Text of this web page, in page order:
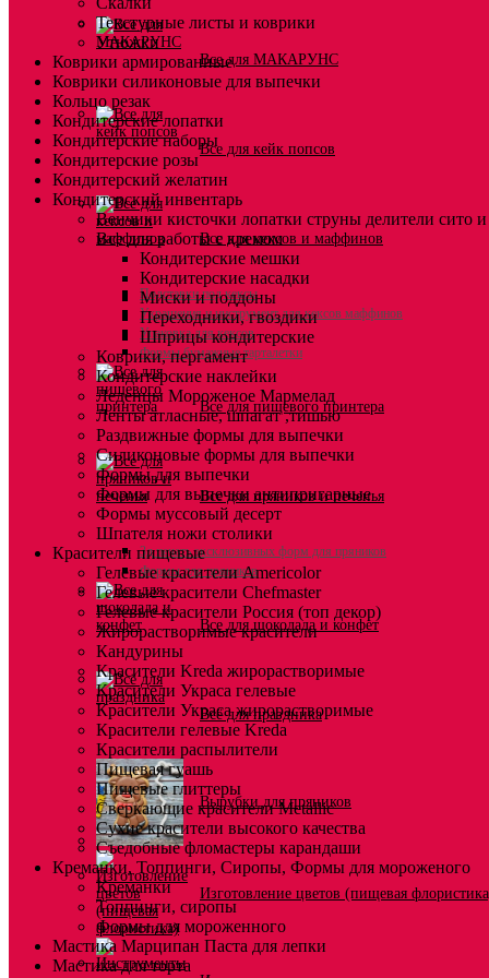
Все для МАКАРУНС
Все для кейк попсов
Все для кексов и маффинов
Подставки под кексы
Украшения и инструмент для кексов маффинов
Упаковка для кексов
Формы бумажные тарталетки
Все для пищевого принтера
Все для пряников и печенья
3д печать эксклюзивных форм для пряников
Формы для пряников
Все для шоколада и конфет
Всё для праздника
Вырубки для пряников
Изготовление цветов (пищевая
Текстурные листы и коврики
Утюжки
Коврики армированные
Коврики силиконовые для выпечки
Кольцо резак
Кондитерские лопатки
Кондитерские наборы
Кондитерские розы
Кондитерский желатин
Кондитерский инвентарь
Венчики кисточки лопатки струны делители сито
Все для работы с кремом
Кондитерские мешки
Кондитерские насадки
Миски и поддоны
Переходники, гвоздики
Шприцы кондитерские
Коврики, пергамент
Кондитерские наклейки
Леденцы Мороженое Мармелад
Ленты атласные, шпагат ,тишью
Раздвижные формы для выпечки
Силиконовые формы для выпечки
Формы для выпечки
Формы для выпечки антипригарные
Формы муссовый десерт
Шпателя ножи столики
Красители пищевые
Гелевые красители Americolor
Гелевые красители Chefmaster
Гелевые красители Россия (топ декор)
Жирорастворимые красители
Кандурины
Красители Kreda жирорастворимые
Красители Украса гелевые
Красители Украса жирорастворимые
Красители гелевые Kreda
Красители распылители
Пищевая гуашь
Пищевые глиттеры
Сверкающие красители Metallic
Сухие красители высокого качества
Съедобные фломастеры карандаши
Креманки, Топпинги, Сиропы, Формы для мороженого
Креманки
Топпинги, сиропы
Формы для мороженного
Мастика Марципан Паста для лепки
Мастика для торта